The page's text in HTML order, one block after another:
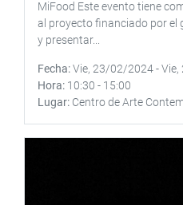
MiFood Este evento tiene
al proyecto financiado por el
y presentar...
Fecha Vie, 23/02/2024-
Hora 10:30 - 15:00
Lugar Centro de Arte